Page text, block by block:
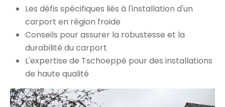
Les défis spécifiques liés à l'installation d'un
carport en région froide
Conseils pour assurer la robustesse et la
durabilité du carport
L'expertise de Tschoeppé pour des installations
de haute qualité